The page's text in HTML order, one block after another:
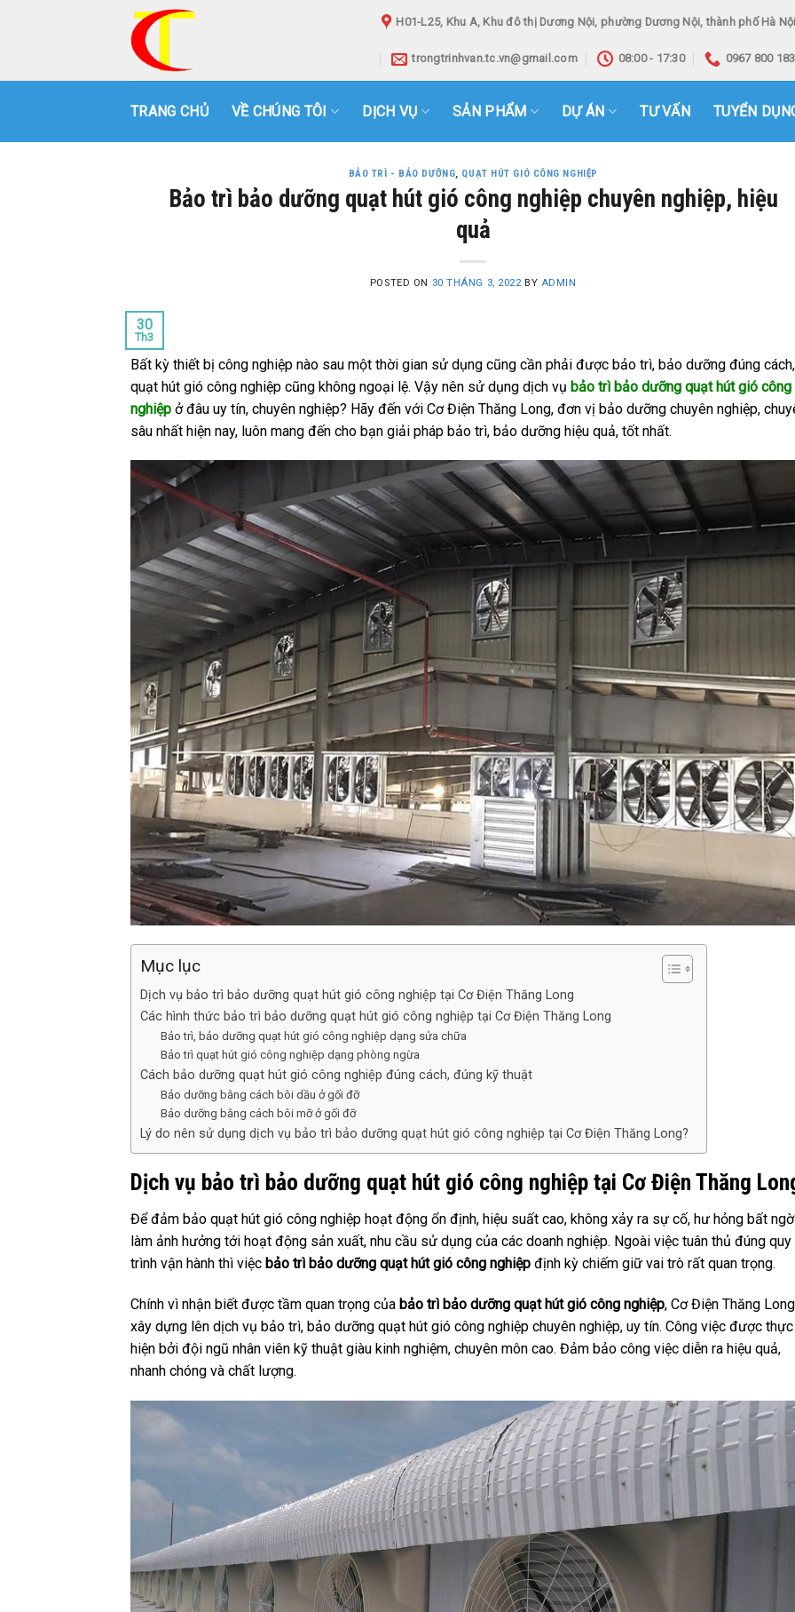
H01-L25, Khu A, Khu đô thị Dương Nội, phường Dương Nội, thành phố Hà
trongtrinhvan.tc.vn@gmail.com 08:00 - 17:30 0967 800 183
TRANG CHỦ VỀ CHÚNG TÔI DỊCH VỤ SẢN PHẨM DỰ ÁN TƯ VẤN TUYỂN
BẢO TRÌ - BẢO DƯỠNG, QUẠT HÚT GIÓ CÔNG NGHIỆP
Bảo trì bảo dưỡng quạt hút gió công nghiệp chuyên nghiệp, hiệu
quả
POSTED ON 30 THÁNG 3, 2022 BY ADMIN
30
Th3
Bất kỳ thiết bị công nghiệp nào sau một thời gian sử dụng cũng cần phải được bảo trì, bảo dưỡng đúng cách,
quạt hút gió công nghiệp cũng không ngoại lệ. Vậy nên sử dụng dịch vụ bảo trì bảo dưỡng quạt hút gió công
nghiệp ở đâu uy tín, chuyên nghiệp? Hãy đến với Cơ Điện Thăng Long, đơn vị bảo dưỡng chuyên nghiệp,
sâu nhất hiện nay, luôn mang đến cho bạn giải pháp bảo trì, bảo dưỡng hiệu quả, tốt nhất.
Mục lục
Dịch vụ bảo trì bảo dưỡng quạt hút gió công nghiệp tại Cơ Điện Thăng Long
Các hình thức bảo trì bảo dưỡng quạt hút gió công nghiệp tại Cơ Điện Thăng Long
Bảo trì, bảo dưỡng quạt hút gió công nghiệp dạng sửa chữa
Bảo trì quạt hút gió công nghiệp dạng phòng ngừa
Cách bảo dưỡng quạt hút gió công nghiệp đúng cách, đúng kỹ thuật
Bảo dưỡng bằng cách bôi dầu ở gối đỡ
Bảo dưỡng bằng cách bôi mỡ ở gối đỡ
Lý do nên sử dụng dịch vụ bảo trì bảo dưỡng quạt hút gió công nghiệp tại Cơ Điện Thăng Long?
Dịch vụ bảo trì bảo dưỡng quạt hút gió công nghiệp tại Cơ Điện Thăng
Để đảm bảo quạt hút gió công nghiệp hoạt động ổn định, hiệu suất cao, không xảy ra sự cố, hư hỏng bất ngờ
làm ảnh hưởng tới hoạt động sản xuất, nhu cầu sử dụng của các doanh nghiệp. Ngoài việc tuân thủ đúng quy
trình vận hành thì việc bảo trì bảo dưỡng quạt hút gió công nghiệp định kỳ chiếm giữ vai trò rất quan trọng.
Chính vì nhận biết được tầm quan trọng của bảo trì bảo dưỡng quạt hút gió công nghiệp, Cơ Điện Thăng
xây dựng lên dịch vụ bảo trì, bảo dưỡng quạt hút gió công nghiệp chuyên nghiệp, uy tín. Công việc được thực
hiện bởi đội ngũ nhân viên kỹ thuật giàu kinh nghiệm, chuyên môn cao. Đảm bảo công việc diễn ra hiệu quả,
nhanh chóng và chất lượng.